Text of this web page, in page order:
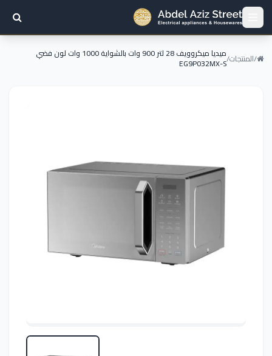
/المنتجات/ ميديا ميكروويف 28 لتر 900 وات بالشواية 1000 وات لون فضي
EG9P032MX-S